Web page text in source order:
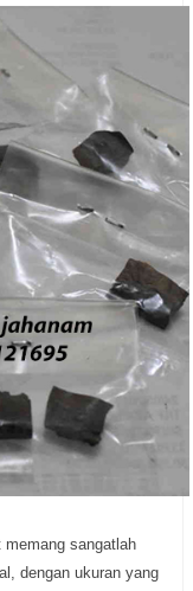
memang sangatlah
dengan ukuran yang